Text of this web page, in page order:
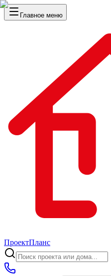
Главное меню
ПроектПланс